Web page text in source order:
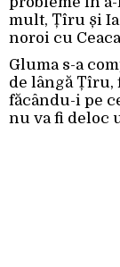
mult, Țîru și
noroi cu
Gluma s-a
de lângă Țîru,
făcându-i pe
nu va fi deloc